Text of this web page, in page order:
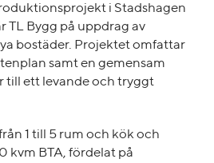
i Stadshagen
TL Bygg på uppdrag av
bostäder. Projektet omfattar
samt en gemensam
till ett levande och tryggt
1 till 5 rum och kök och
kvm BTA, fördelat på